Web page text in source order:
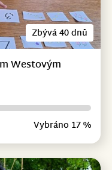
Zbývá 40 dnů
Westovým
Vybráno 17 %